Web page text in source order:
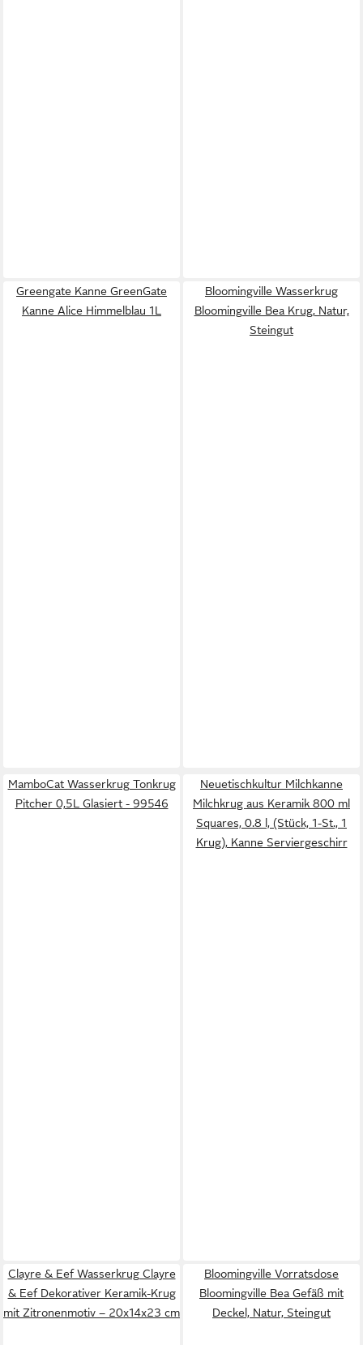
Greengate Kanne GreenGate
Kanne Alice Himmelblau 1L
Bloomingville Wasserkrug
Bloomingville Bea Krug, Natur,
Steingut
MamboCat Wasserkrug Tonkrug
Pitcher 0,5L Glasiert - 99546
Neuetischkultur Milchkanne
Milchkrug aus Keramik 800 ml
Squares, 0.8 l, (Stück, 1-St., 1
Krug), Kanne Serviergeschirr
Clayre & Eef Wasserkrug Clayre
& Eef Dekorativer Keramik-Krug
mit Zitronenmotiv – 20x14x23 cm
Bloomingville Vorratsdose
Bloomingville Bea Gefäß mit
Deckel, Natur, Steingut